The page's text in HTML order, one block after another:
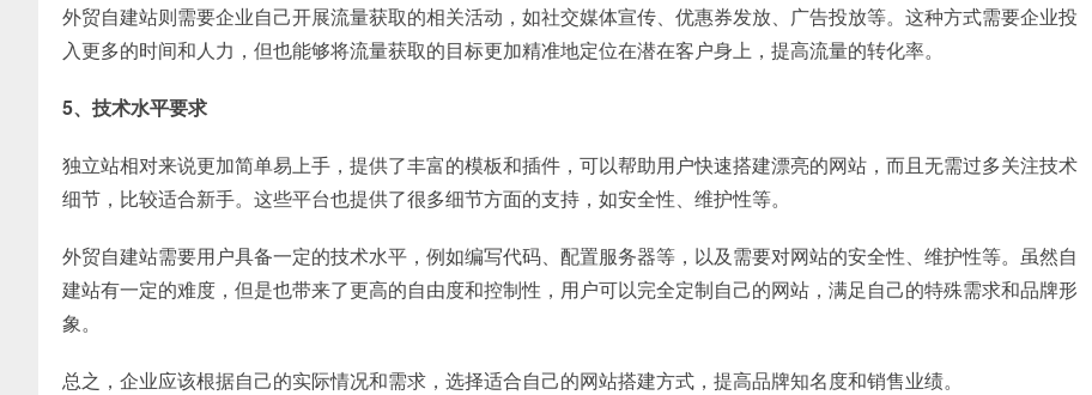
外贸自建站则需要企业自己开展流量获取的相关活动，如社交媒体宣传、优惠券发放、广告投放等。这种方式需要企业投
入更多的时间和人力，但也能够将流量获取的目标更加精准地定位在潜在客户身上，提高流量的转化率。
5、技术水平要求
独立站相对来说更加简单易上手，提供了丰富的模板和插件，可以帮助用户快速搭建漂亮的网站，而且无需过多关注技术
细节，比较适合新手。这些平台也提供了很多细节方面的支持，如安全性、维护性等。
外贸自建站需要用户具备一定的技术水平，例如编写代码、配置服务器等，以及需要对网站的安全性、维护性等。虽然自
建站有一定的难度，但是也带来了更高的自由度和控制性，用户可以完全定制自己的网站，满足自己的特殊需求和品牌形
象。
总之，企业应该根据自己的实际情况和需求，选择适合自己的网站搭建方式，提高品牌知名度和销售业绩。